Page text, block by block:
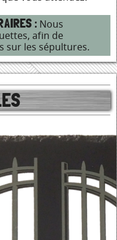
: Nous
afin de
sur les sépultures.